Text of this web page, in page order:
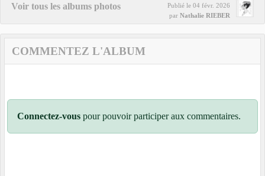
Voir tous les albums photos Publié le 04 févr. 2026
par Nathalie RIEBER
COMMENTEZ L'ALBUM
Connectez-vous pour pouvoir participer aux commentaires.